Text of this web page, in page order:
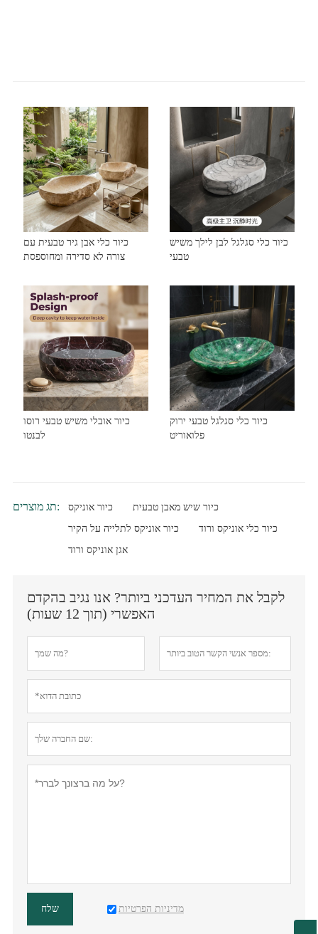
כיור כלי אבן גיר טבעית עם
צורה לא סדירה ומחוספסת
כיור כלי סגלגל לבן לילך משיש
טבעי
כיור אובלי משיש טבעי רוסו
לבנטו
כיור כלי סגלגל טבעי ירוק
פלואוריט
תג מוצרים: כיור אוניקס
כיור שיש מאבן טבעית
כיור אוניקס לתלייה על הקיר
כיור כלי אוניקס ורוד
אגן אוניקס ורוד
לקבל את המחיר העדכני ביותר? אנו נגיב בהקדם
האפשרי (תוך 12 שעות)
שלח מדיניות הפרטיות